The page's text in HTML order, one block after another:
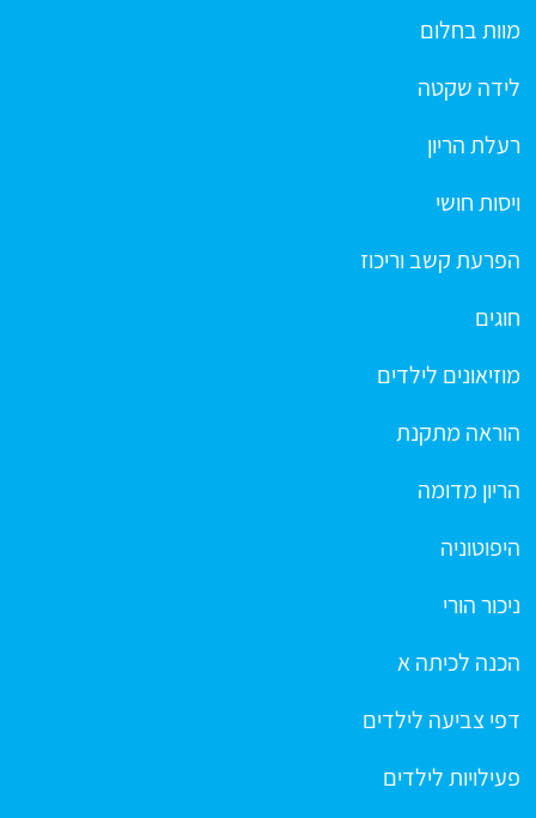
מוות בחלום
לידה שקטה
רעלת הריון
ויסות חושי
הפרעת קשב וריכוז
חוגים
מוזיאונים לילדים
הוראה מתקנת
הריון מדומה
היפוטוניה
ניכור הורי
הכנה לכיתה א
דפי צביעה לילדים
פעילויות לילדים